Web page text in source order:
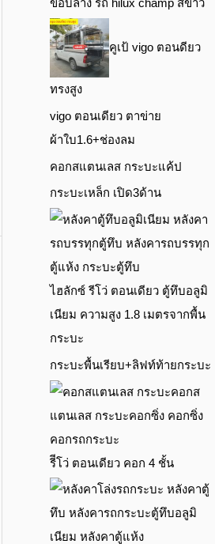
ขอบล่าง รถ hilux champ สีขาว
คูเป้ vigo ตอนดียว
ทรงสูง
vigo ตอนเดียว ตาข่าย
ผ้าใบ1.6+ช่องลม
คอกสแตนเลส กระบะแค้ป
กระบะเหล็ก เปิด3ด้าน
ไฮลักซ์ รีโว่ ตอนเดียว ตู้ทึบอลูมิ
เนียม ความสูง 1.8 เมตรจากพื้น
กระบะ
กระบะพื้นเรียบ+ลิฟท์ท้ายกระบะ
รีีโว่ ตอนเดียว คอก 4 ชั้น